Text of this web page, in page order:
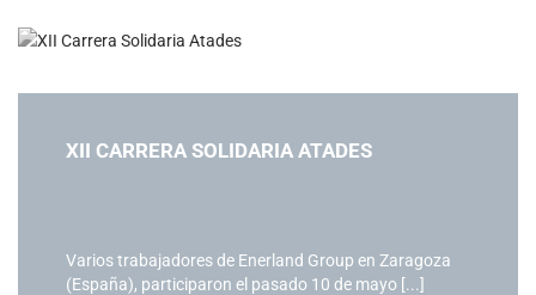
V TORNEO DE PÁDEL ENERLAND
El pasado 16 de mayo, Enerland Group celebró en
Pádel Zaragoza la quinta edición [...]